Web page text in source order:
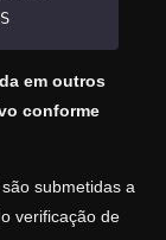
em outros
conforme
submetidas a
verificação de